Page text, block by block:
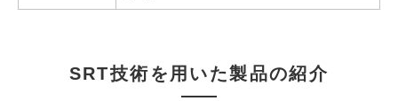
SRT技術を用いた製品の紹介